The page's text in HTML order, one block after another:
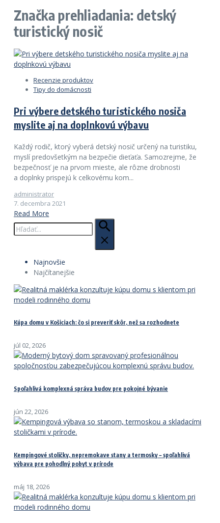
Značka prehliadania: detský
turistický nosič
Recenzie produktov
Tipy do domácnosti
Pri výbere detského turistického nosiča
myslite aj na doplnkovú výbavu
Každý rodič, ktorý vyberá detský nosič určený na turistiku,
myslí predovšetkým na bezpečie dieťaťa. Samozrejme, že
bezpečnosť je na prvom mieste, ale rôzne drobnosti
a doplnky prispejú k celkovému kom...
administrator
7. decembra 2021
Read More
Hľadať:
Najnovšie
Najčítanejšie
Kúpa domu v Košiciach: čo si preveriť skôr, než sa rozhodnete
júl 02, 2026
Spoľahlivá komplexná správa budov pre pokojné bývanie
jún 22, 2026
Kempingové stoličky, nepremokave stany a termosky – spoľahlivá
výbava pre pohodlný pobyt v prírode
máj 18, 2026